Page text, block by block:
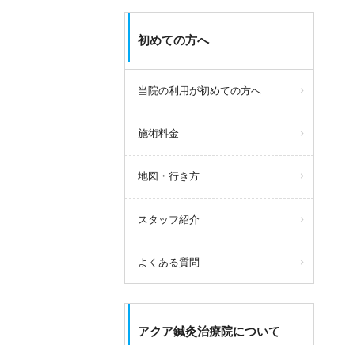
初めての方へ
当院の利用が初めての方へ
施術料金
地図・行き方
スタッフ紹介
よくある質問
アクア鍼灸治療院について